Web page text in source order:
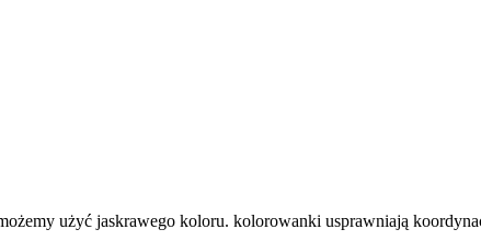
użyć jaskrawego koloru. kolorowanki usprawniają